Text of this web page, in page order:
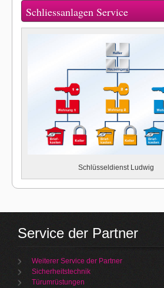
Schliessanlagen Service
Schlüsseldienst Ludwig
Service der Partner
Weiterer Service der Partner
Sicherheitstechnik
Türumrüstungen